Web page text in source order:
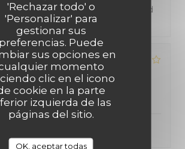
'Rechazar todo' o
'Personalizar' para
gestionar sus
preferencias. Puede
sus opciones en
momento
clic en el icono
cookie en la parte
izquierda de las
páginas del sitio.
OK, aceptar todas
and dedicated services and
- Invitados 5
:4/5 Menú: 4/5
Calidad /